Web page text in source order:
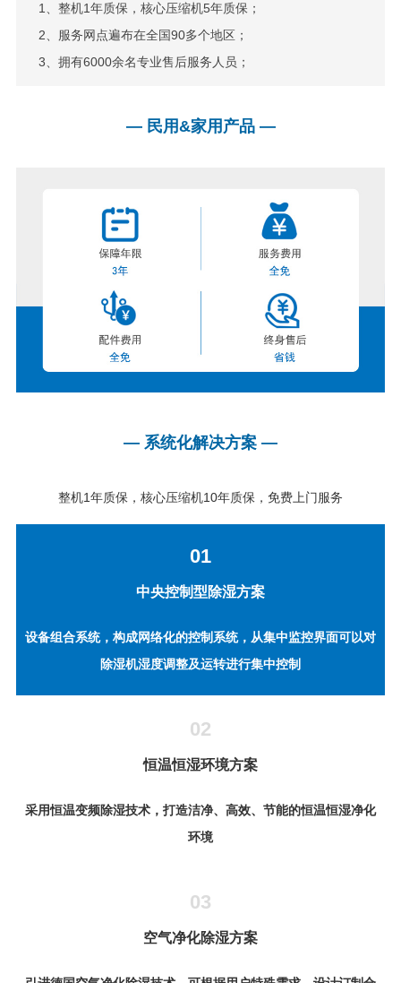
1、整机1年质保，核心压缩机5年质保；
2、服务网点遍布在全国90多个地区；
3、拥有6000余名专业售后服务人员；
— 民用&家用产品 —
— 系统化解决方案 —
整机1年质保，核心压缩机10年质保，免费上门服务
01
中央控制型除湿方案
设备组合系统，构成网络化的控制系统，从集中监控界面可以对
除湿机湿度调整及运转进行集中控制
02
恒温恒湿环境方案
采用恒温变频除湿技术，打造洁净、高效、节能的恒温恒湿净化
环境
03
空气净化除湿方案